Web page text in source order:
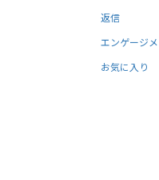
返信
エンゲージ
お気に入り